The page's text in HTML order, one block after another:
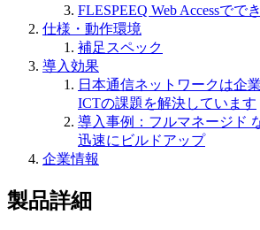
FLESPEEQ Web Accessでで
仕様・動作環境
補足スペック
導入効果
日本通信ネットワークは企
ICTの課題を解決しています
導入事例：フルマネージド
迅速にビルドアップ
企業情報
製品詳細